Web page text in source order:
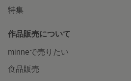
特集
作品販売について
minneで売りたい
食品販売